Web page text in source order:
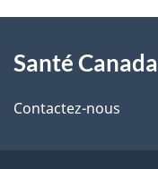
i
l
propos
de
Santé Canada
Contactez-nous